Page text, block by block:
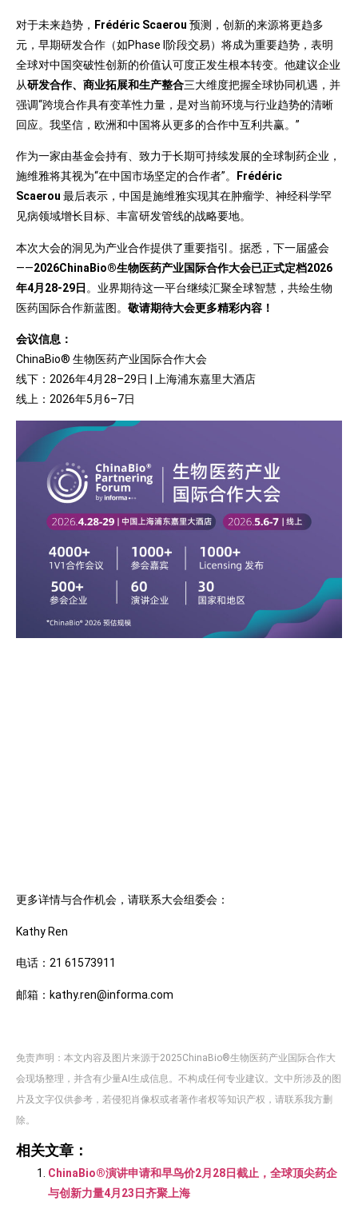
对于未来趋势， Frédéric Scaerou 预测，创新的来源将更趋多
元，早期研发合作（如Phase I阶段交易）将成为重要趋势，表明
全球对中国突破性创新的价值认可度正发生根本转变。他建议企业
从研发合作、商业拓展和生产整合三大维度把握全球协同机遇，并
强调“跨境合作具有变革性力量，是对当前环境与行业趋势的清晰
回应。我坚信，欧洲和中国将从更多的合作中互利共赢。”
作为一家由基金会持有、致力于长期可持续发展的全球制药企业，
施维雅将其视为“在中国市场坚定的合作者”。
Frédéric
Scaerou 最后表示，中国是施维雅实现其在肿瘤学、神经科学罕
见病领域增长目标、丰富研发管线的战略要地。
本次大会的洞见为产业合作提供了重要指引。据悉，下一届盛会
——2026ChinaBio®生物医药产业国际合作大会已正式定档2026
年4月28-29日 。业界期待这一平台继续汇聚全球智慧，共绘生物
医药国际合作新蓝图。 敬请期待大会更多精彩内容！
会议信息：
ChinaBio® 生物医药产业国际合作大会
线下：2026年4月28–29日 | 上海浦东嘉里大酒店
线上：2026年5月6–7日
更多详情与合作机会，请联系大会组委会：
Kathy Ren
电话：21 61573911
邮箱：kathy.ren@informa.com
免责声明：本文内容及图片来源于2025ChinaBio®生物医药产业国际合作大
会现场整理，并含有少量AI生成信息。不构成任何专业建议。文中所涉及的图
片及文字仅供参考，若侵犯肖像权或者著作者权等知识产权，请联系我方删
除。
相关文章：
ChinaBio®演讲申请和早鸟价2月28日截止，全球顶尖药企
与创新力量4月23日齐聚上海